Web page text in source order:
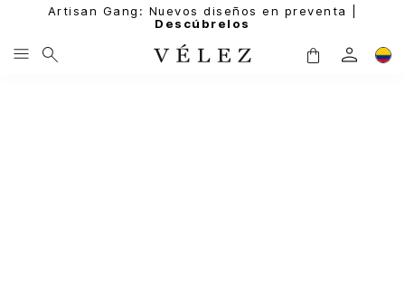
Artisan Gang: Nuevos diseños en preventa |
Descúbrelos